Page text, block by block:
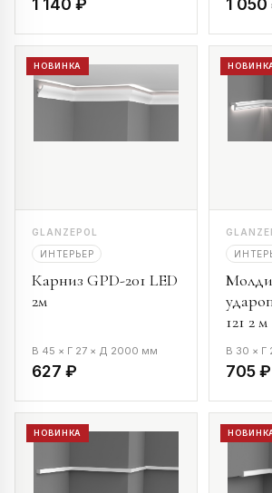
1 140 ₽ 1 050
НОВИНКА
GLANZEPOL
ИНТЕРЬЕР
Карниз GPD-201 LED
2м
В 45 × Г 27 × Д 2000 мм
627 ₽
121 2 м
В 30 × Г
705 ₽
НОВИНКА